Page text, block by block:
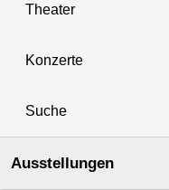
Theater
Konzerte
Suche
Ausstellungen